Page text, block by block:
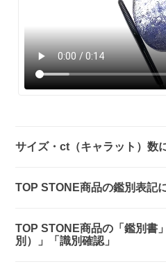
サイズ・ct（キャラット）数
TOP STONE商品の鑑別表記
TOP STONE商品の「鑑別書
別）」「識別確認」